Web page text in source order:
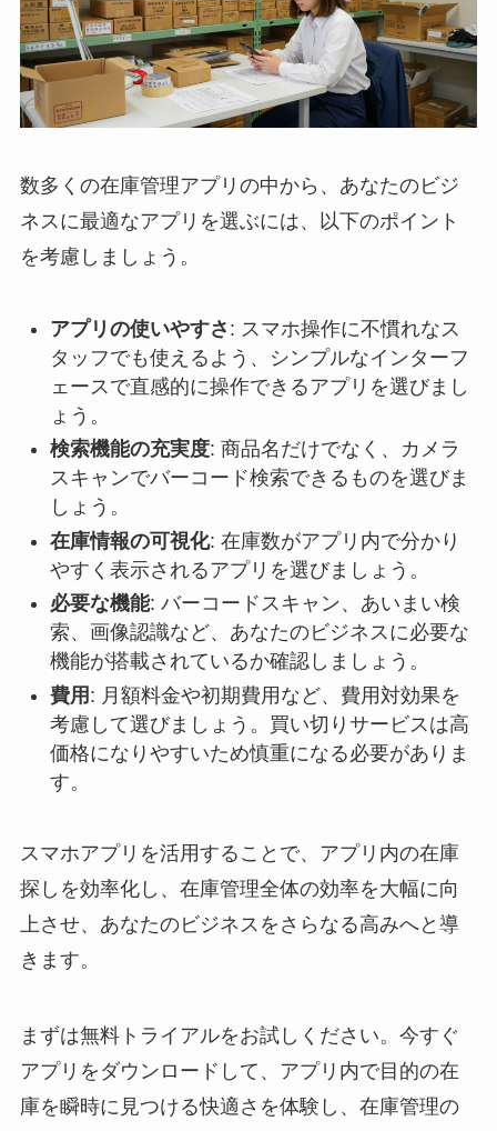
数多くの在庫管理アプリの中から、あなたのビジ
ネスに最適なアプリを選ぶには、以下のポイント
を考慮しましょう。
アプリの使いやすさ : スマホ操作に不慣れなス
タッフでも使えるよう、シンプルなインターフ
ェースで直感的に操作できるアプリを選びまし
ょう。
検索機能の充実度: 商品名だけでなく、カメラ
スキャンでバーコード検索できるものを選びま
しょう。
在庫情報の可視化: 在庫数がアプリ内で分かり
やすく表示されるアプリを選びましょう。
必要な機能: バーコードスキャン、あいまい検
索、画像認識など、あなたのビジネスに必要な
機能が搭載されているか確認しましょう。
費用 : 月額料金や初期費用など、費用対効果を
考慮して選びましょう。買い切りサービスは高
価格になりやすいため慎重になる必要がありま
す。
スマホアプリを活用することで、アプリ内の在庫
探しを効率化し、在庫管理全体の効率を大幅に向
上させ、あなたのビジネスをさらなる高みへと導
きます。
まずは無料トライアルをお試しください。今すぐ
アプリをダウンロードして、アプリ内で目的の在
庫を瞬時に見つける快適さを体験し、在庫管理の